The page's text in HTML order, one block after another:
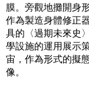
膜。旁觀地攤開身
作為製造身體修正
具的〈過期未來史
學設施的運用展示
宙，作為形式的擬
像。